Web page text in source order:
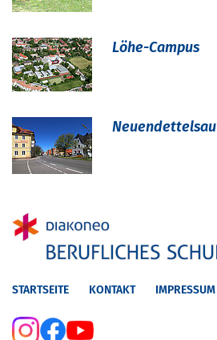
Löhe-Campus
Neuendettelsau
STARTSEITE KONTAKT IMPRESSUM